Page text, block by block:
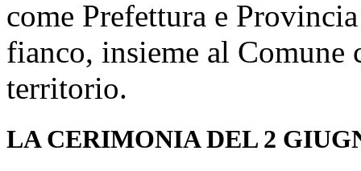
come Prefettura e
fianco, insieme al
territorio.
LA CERIMONIA DEL 2